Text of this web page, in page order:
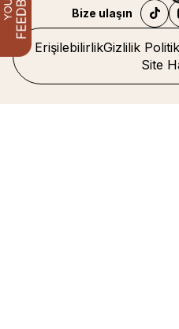
ErişilebilirlikGizlilik
Site
Bize ulaşın